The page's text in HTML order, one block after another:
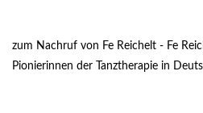
zum Nachruf von Fe Reichelt - Fe
Pionierinnen der Tanztherapie in